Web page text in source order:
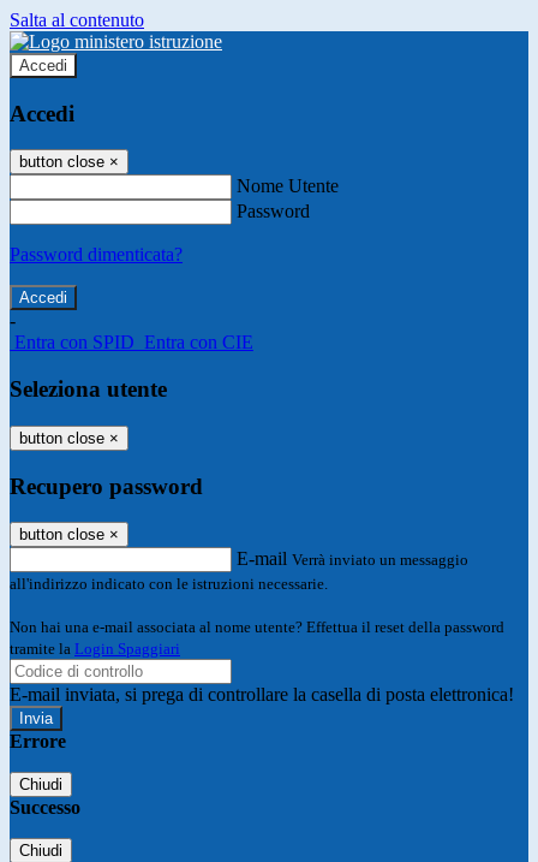
Salta al contenuto
Accedi
Accedi
button close ×
Nome Utente
Password
Password dimenticata?
-
Entra con SPID Entra con CIE
Seleziona utente
button close ×
Recupero password
button close ×
E-mail Verrà inviato un messaggio
all'indirizzo indicato con le istruzioni necessarie.
Non hai una e-mail associata al nome utente? Effettua il reset della password
tramite la Login Spaggiari
E-mail inviata, si prega di controllare la casella di posta elettronica!
Errore
Chiudi
Successo
Chiudi